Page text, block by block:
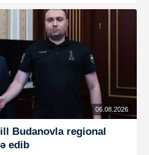
06.08.2026
Budanovla regional
edib